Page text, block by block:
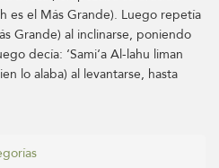
es el Más Grande). Luego repetía
Grande) al inclinarse, poniendo
decía: ‘Sami‘a Al-lahu liman
lo alaba) al levantarse, hasta